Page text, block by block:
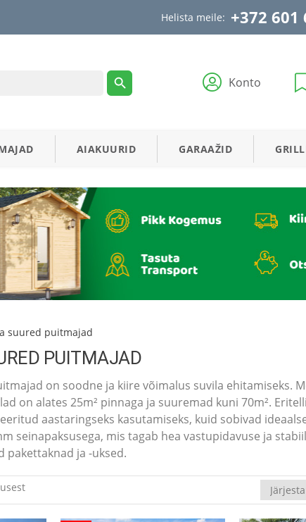
Helista meile: +372 601
Konto
AIAKUURID GARAAŽID
suured puitmajad
PUITMAJAD
on soodne ja kiire võimalus suvila ehitamiseks.
on alates 25m² pinnaga ja suuremad kuni 70m².
aastaringseks kasutamiseks, kuid sobivad
seinapaksusega, mis tagab hea vastupidavuse ja
pakettaknad ja -uksed.